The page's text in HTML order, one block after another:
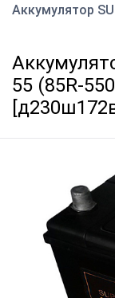
Аккумулятор
55 (85R-